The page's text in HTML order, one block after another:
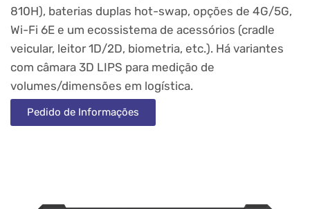
810H), baterias duplas hot-swap, opções de 4G/5G,
Wi-Fi 6E e um ecossistema de acessórios (cradle
veicular, leitor 1D/2D, biometria, etc.). Há variantes
com câmara 3D LIPS para medição de
volumes/dimensões em logística.
Pedido de Informações